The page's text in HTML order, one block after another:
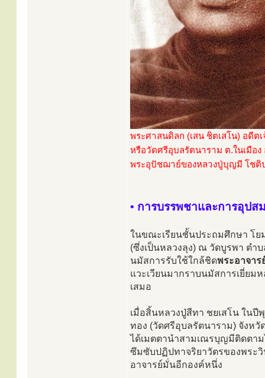
พระศาสนดิลก (เสน ชิตเสโน) อดีต
หรือวัดศรีอุบลรัตนาราม ต.ในเมือง
พระอุปัชฌาย์ของหลวงปู่บุญมี โชติ
• การบรรพชาและการอุปส
ในขณะเรียนชั้นประถมศึกษา โย
(ซึ่งเป็นหลวงลุง) ณ วัดบูรพา ตำ
นมัสการรับใช้ใกล้ชิดพระอาจาร
แวะเวียนมากราบนมัสการเยี่ย
เสมอ
เมื่อสิ้นหลวงปู่สีทา ชยเสโน ใน
ทอง (วัดศรีอุบลรัตนาราม) จังห
ได้เมตตานำสามเณรบุญมีติดตา
ซึมซับปฏิปทาจริยาวัตรของพระวิ
อาจารย์มั่นอีกองค์หนึ่ง